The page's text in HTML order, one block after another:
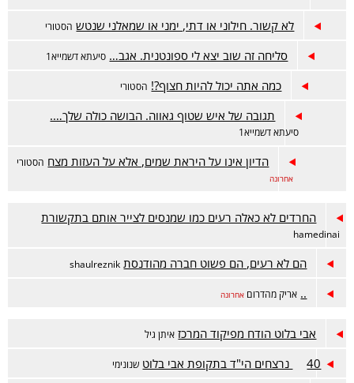
לא קשור. חילוני או דתי, ימני או שמאלני שנטש הסטורי
סליחה זה שוב יצא לי ספונטנית. אגב… סיעתא דשמייא1
כמה אתה יכול להיות חצוף?! הסטורי
תגובה של איש שטוף גאווה. הבושה כולה שלך….
סיעתא דשמייא1
הדיון אינו על היראת שמים, אלא על העזות מצח הסטורי
אחרונה
החרדים לא כאלה רעים כמו שמנסים לצייר אותם בתקשורת
hamedinai
הם לא רעים, הם פשוט חברה מהודנסת shaulreznik
.. אריק מהדרום אחרונה
אבי בלוט הודח מפיקוד המרכז איתן גיל
40 נרצחים הי"ד בתקופת אבי בלוט שנונימי